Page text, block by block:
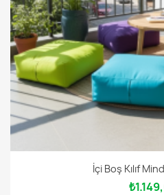
İçi Boş Kılıf